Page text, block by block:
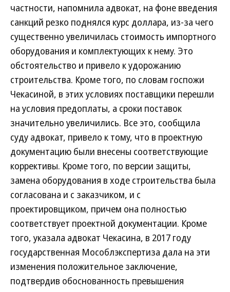
частности, напомнила адвокат, на фоне введения
санкций резко поднялся курс доллара, из-за чего
существенно увеличилась стоимость импортного
оборудования и комплектующих к нему. Это
обстоятельство и привело к удорожанию
строительства. Кроме того, по словам госпожи
Чекасиной, в этих условиях поставщики перешли
на условия предоплаты, а сроки поставок
значительно увеличились. Все это, сообщила
суду адвокат, привело к тому, что в проектную
документацию были внесены соответствующие
коррективы. Кроме того, по версии защиты,
замена оборудования в ходе строительства была
согласована и с заказчиком, и с
проектировщиком, причем она полностью
соответствует проектной документации. Кроме
того, указала адвокат Чекасина, в 2017 году
государственная Мособлэкспертиза дала на эти
изменения положительное заключение,
подтвердив обоснованность превышения